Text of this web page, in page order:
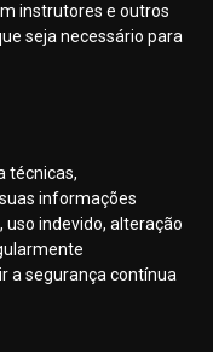
instrutores e outros
seja necessário para
técnicas,
informações
indevido, alteração
a segurança contínua